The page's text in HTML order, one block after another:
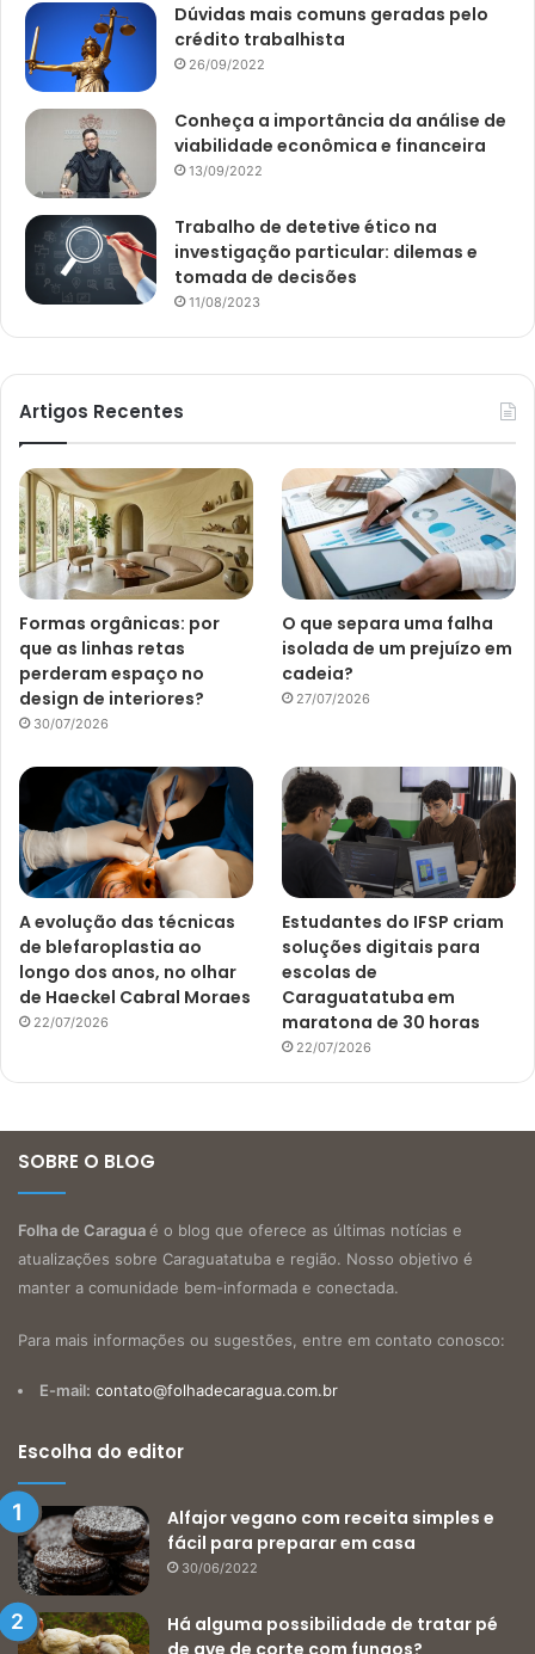
Dúvidas mais comuns geradas pelo
crédito trabalhista
26/09/2022
Conheça a importância da análise de
viabilidade econômica e financeira
13/09/2022
Trabalho de detetive ético na
investigação particular: dilemas e
tomada de decisões
11/08/2023
Artigos Recentes
Formas orgânicas: por
que as linhas retas
perderam espaço no
design de interiores?
30/07/2026
O que separa uma falha
isolada de um prejuízo em
cadeia?
27/07/2026
A evolução das técnicas
de blefaroplastia ao
longo dos anos, no olhar
de Haeckel Cabral Moraes
22/07/2026
Estudantes do IFSP criam
soluções digitais para
escolas de
Caraguatatuba em
maratona de 30 horas
22/07/2026
SOBRE O BLOG
Folha de Caraguaé o blog que oferece as últimas notícias e
atualizações sobre Caraguatatuba e região. Nosso objetivo é
manter a comunidade bem-informada e conectada.
Para mais informações ou sugestões, entre em contato conosco:
E-mail: contato@folhadecaragua.com.br
Escolha do editor
Alfajor vegano com receita simples e
fácil para preparar em casa
30/06/2022
Há alguma possibilidade de tratar pé